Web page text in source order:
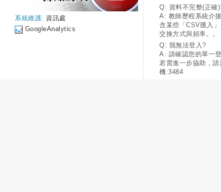
系統維護: 資訊處
GoogleAnalytics
Q: 資料不完整(正確
A: 教師歷程系統介
含某些「CSV匯入
交換方式與頻率。。
Q: 我無法登入?
A: 請確認您的單一
若需進一步協助，
機:3484